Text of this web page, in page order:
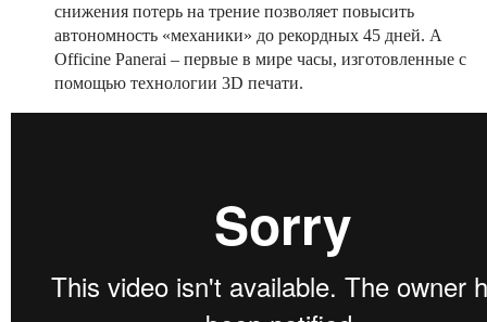
снижения потерь на трение позволяет повысить
автономность «механики» до рекордных 45 дней. А
Officine Panerai – первые в мире часы, изготовленные с
помощью технологии 3D печати.